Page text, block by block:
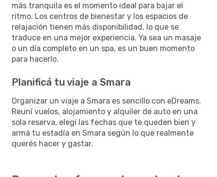
más tranquila es el momento ideal para bajar el
ritmo. Los centros de bienestar y los espacios de
relajación tienen más disponibilidad, lo que se
traduce en una mejor experiencia. Ya sea un masaje
o un día completo en un spa, es un buen momento
para hacerlo.
Planificá tu viaje a Smara
Organizar un viaje a Smara es sencillo con eDreams.
Reuní vuelos, alojamiento y alquiler de auto en una
sola reserva, elegí las fechas que te queden bien y
armá tu estadía en Smara según lo que realmente
querés hacer y gastar.